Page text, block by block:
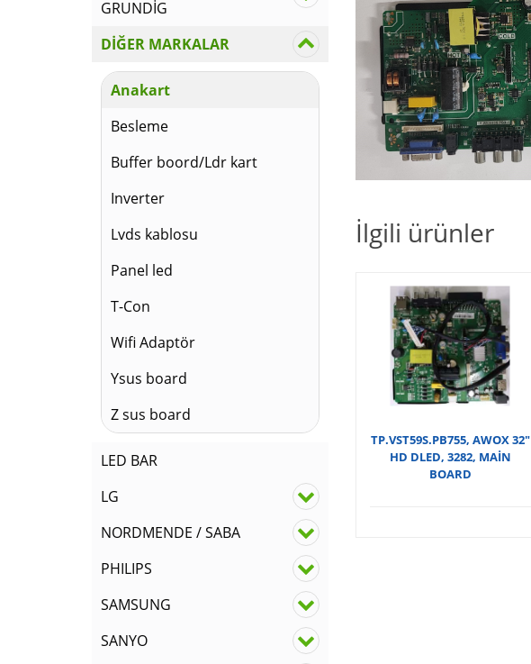
İlgili ürünler
TP.VST59S.PB755, AWOX 32″
HD DLED, 3282, MAİN
BOARD
GRUNDİG
DİĞER MARKALAR
Anakart
Besleme
Buffer boord/Ldr kart
Inverter
Lvds kablosu
Panel led
T-Con
Wifi Adaptör
Ysus board
Z sus board
LED BAR
LG
NORDMENDE / SABA
PHILIPS
SAMSUNG
SANYO